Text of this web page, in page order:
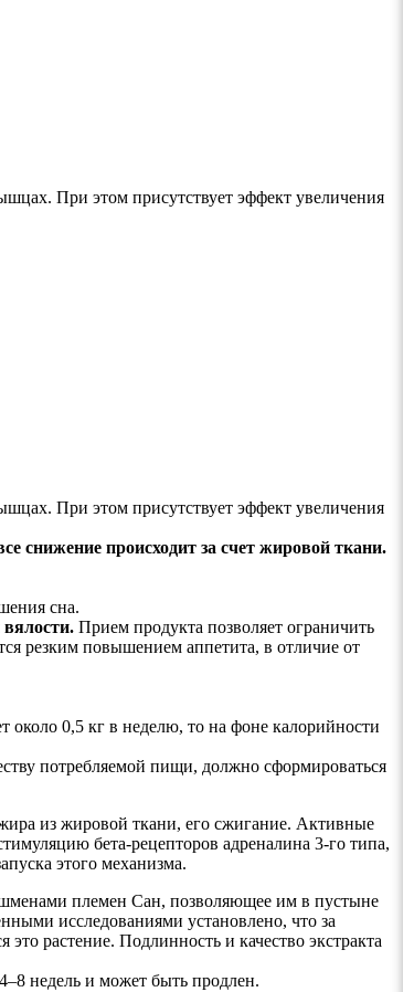
При этом присутствует эффект увеличения
При этом присутствует эффект увеличения
снижение происходит за счет жировой ткани.
сна.
вялости. Прием продукта позволяет ограничить
резким повышением аппетита, в отличие от
около 0,5 кг в неделю, то на фоне калорийности
потребляемой пищи, должно сформироваться
из жировой ткани, его сжигание. Активные
бета-рецепторов адреналина 3-го типа,
этого механизма.
племен Сан, позволяющее им в пустыне
исследованиями установлено, что за
растение. Подлинность и качество экстракта
недель и может быть продлен.